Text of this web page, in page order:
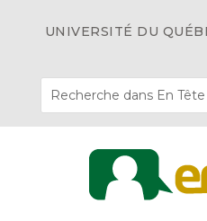
UNIVERSITÉ DU